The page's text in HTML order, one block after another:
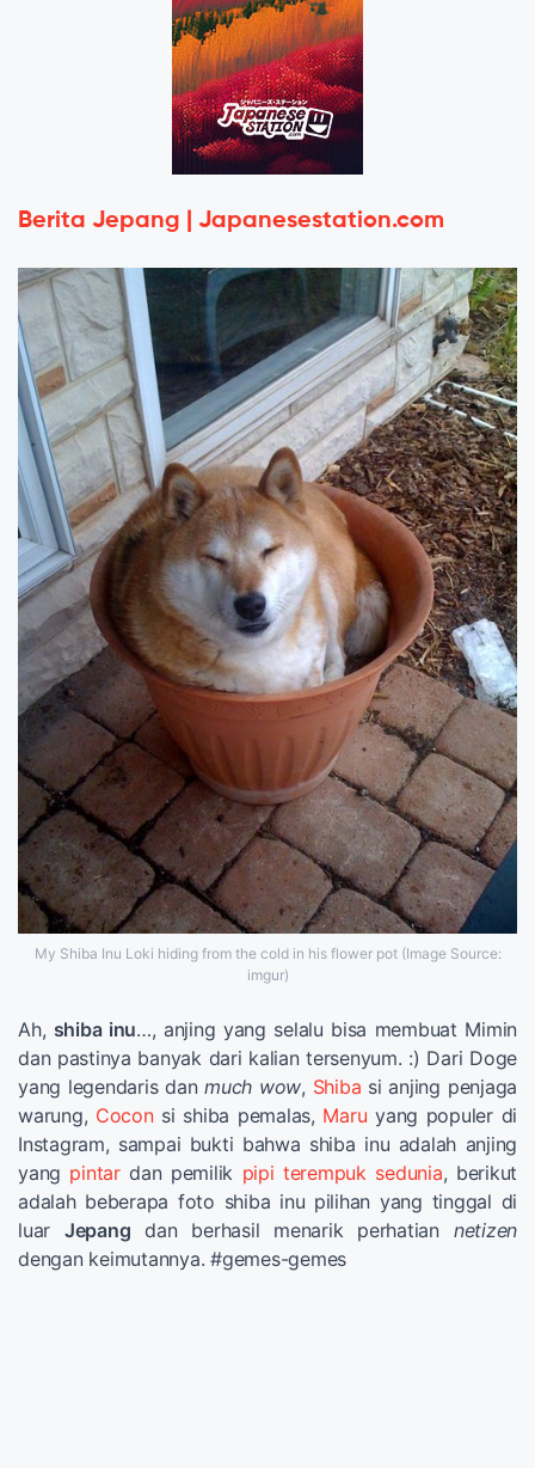
Berita Jepang | Japanesestation.com
My Shiba Inu Loki hiding from the cold in his flower pot (Image Source:
imgur)
Ah, shiba inu…, anjing yang selalu bisa membuat Mimin
dan pastinya banyak dari kalian tersenyum. :) Dari Doge
yang legendaris danmuch wow, Shiba si anjing penjaga
warung, Coconsi shiba pemalas, Maru yang populer di
Instagram, sampai bukti bahwa shiba inu adalah anjing
yang pintardan pemilik pipi terempuk sedunia, berikut
adalah beberapa foto shiba inu pilihan yang tinggal di
luar Jepang dan berhasil menarik perhatian netizen
dengan keimutannya. #gemes-gemes